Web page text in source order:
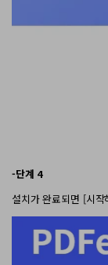
-단계 4
설치가 완료되면 [시